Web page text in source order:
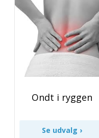
Ondt i ryggen